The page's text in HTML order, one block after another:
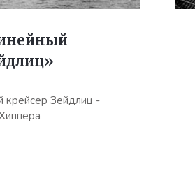
крейсер Зейдлиц -